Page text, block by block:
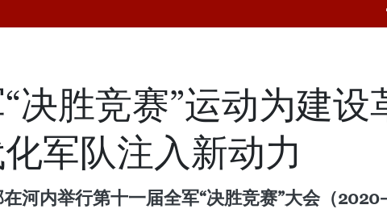
决胜竞赛”运动为建设
军队注入新动力
河内举行第十一届全军“决胜竞赛”大会（